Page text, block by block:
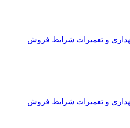
و تعمیرات شرایط فروش
و تعمیرات شرایط فروش